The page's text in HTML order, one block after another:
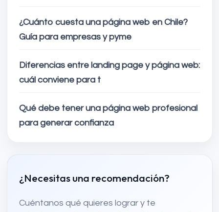
¿Cuánto cuesta una página web en Chile?
Guía para empresas y pyme
Diferencias entre landing page y página web:
cuál conviene para t
Qué debe tener una página web profesional
para generar confianza
¿Necesitas una recomendación?
Cuéntanos qué quieres lograr y te